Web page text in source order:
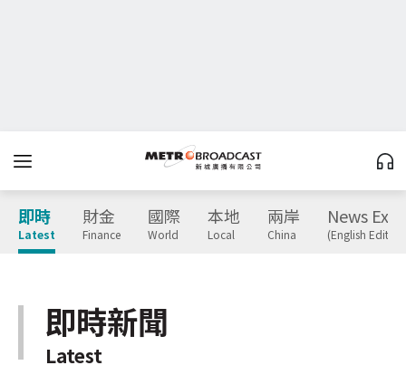
即時
Latest
財金
Finance
國際
World
本地
Local
兩岸
China
News
(English
即時新聞
Latest